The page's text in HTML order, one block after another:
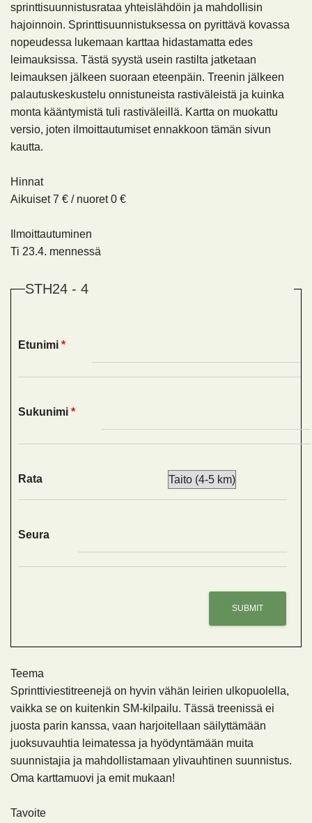
sprinttisuunnistusrataa yhteislähdöin ja mahdollisin
hajoinnoin. Sprinttisuunnistuksessa on pyrittävä kovassa
nopeudessa lukemaan karttaa hidastamatta edes
leimauksissa. Tästä syystä usein rastilta jatketaan
leimauksen jälkeen suoraan eteenpäin. Treenin jälkeen
palautuskeskustelu onnistuneista rastiväleistä ja kuinka
monta kääntymistä tuli rastiväleillä. Kartta on muokattu
versio, joten ilmoittautumiset ennakkoon tämän sivun
kautta.
Hinnat
Aikuiset 7 € / nuoret 0 €
Ilmoittautuminen
Ti 23.4. mennessä
STH24 - 4
Etunimi *
Sukunimi *
Rata
Seura
Teema
Sprinttiviestitreenejä on hyvin vähän leirien ulkopuolella,
vaikka se on kuitenkin SM-kilpailu. Tässä treenissä ei
juosta parin kanssa, vaan harjoitellaan säilyttämään
juoksuvauhtia leimatessa ja hyödyntämään muita
suunnistajia ja mahdollistamaan ylivauhtinen suunnistus.
Oma karttamuovi ja emit mukaan!
Tavoite